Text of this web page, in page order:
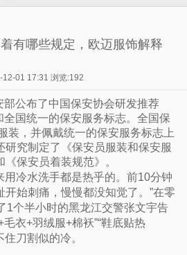
有哪些规定，欧迈服饰解释
12-01 17:31 浏览:192
公布了中国保安协会研发推荐
全国统一的保安服务标志。全国保
装，并佩戴统一的保安服务标志上
研究制定了《保安员服装和保安服
保安员着装规范》。
用冷水洗手都是热乎的。前10分钟
始刺痛，慢慢都没知觉了。”在零
1个半小时的黑龙江交警张文宇告
衣+羽绒服+棉袄”“鞋底贴热
住刀割似的冷。